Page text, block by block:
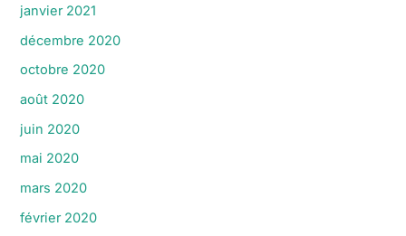
janvier 2021
décembre 2020
octobre 2020
août 2020
juin 2020
mai 2020
mars 2020
février 2020